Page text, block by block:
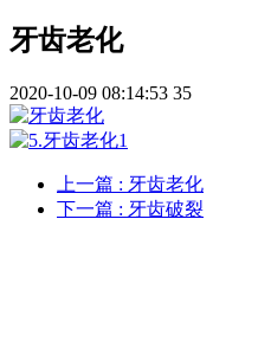
牙齿老化
2020-10-09 08:14:53 35
上一篇 : 牙齿老化
下一篇 : 牙齿破裂